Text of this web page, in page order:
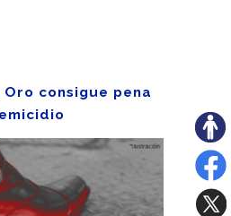
consigue pena